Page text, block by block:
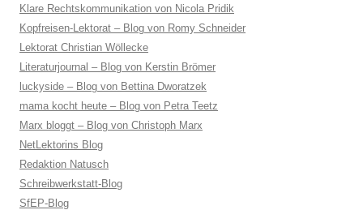
Klare Rechtskommunikation von Nicola Pridik
Kopfreisen-Lektorat – Blog von Romy Schneider
Lektorat Christian Wöllecke
Literaturjournal – Blog von Kerstin Brömer
luckyside – Blog von Bettina Dworatzek
mama kocht heute – Blog von Petra Teetz
Marx bloggt – Blog von Christoph Marx
NetLektorins Blog
Redaktion Natusch
Schreibwerkstatt-Blog
SfEP-Blog